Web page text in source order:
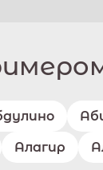
Алагир